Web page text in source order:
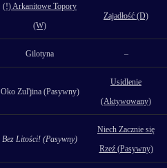
(!) Arkanitowe Topory
(W)
Zajadłość (D)
Gilotyna –
Oko Zul'jina (Pasywny)
Usidlenie
(Aktywowany)
Bez Litości! (Pasywny)
Niech Zacznie się
Rzeź (Pasywny)